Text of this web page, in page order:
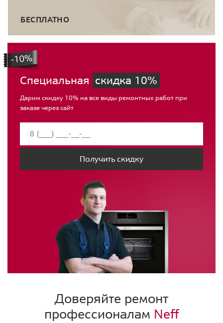
БЕСПЛАТНО
Специальная скидка 10%
Дарим скидку 10% на все виды ремонтных работ при
заказе через сайт
Получить скидку
Доверяйте ремонт
профессионалам Neff